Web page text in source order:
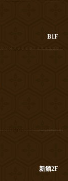
B1F
新館2F